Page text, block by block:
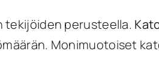
tekijöiden perusteella.
Monimuotoiset